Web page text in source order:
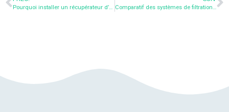
Pourquoi installer un récupérateur d’eau de pluie à son domicile ? Comparatif des systèmes de filtration pour votre récupérateur d’eau de pluie